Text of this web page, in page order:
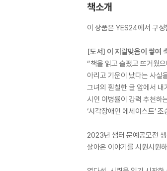
책소개
이 상품은 YES24에서 구
[도서] 이 지랄맞음이 쌓여
“책을 읽고 슬펐고 뜨거웠
아리고 기운이 났다는 사실
그녀의 훤칠한 글 앞에서
시인 이병률이 강력 추천하
‘시각장애인 에세이스트’
2023년 샘터 문예공모전
살아온 이야기를 시원시원